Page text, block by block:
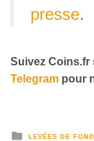
presse.
Suivez Coins.fr
Telegram pour
LEVÉES DE